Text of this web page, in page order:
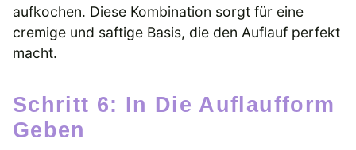
aufkochen. Diese Kombination sorgt für eine
cremige und saftige Basis, die den Auflauf perfekt
macht.
Schritt 6: In Die Auflaufform
Geben